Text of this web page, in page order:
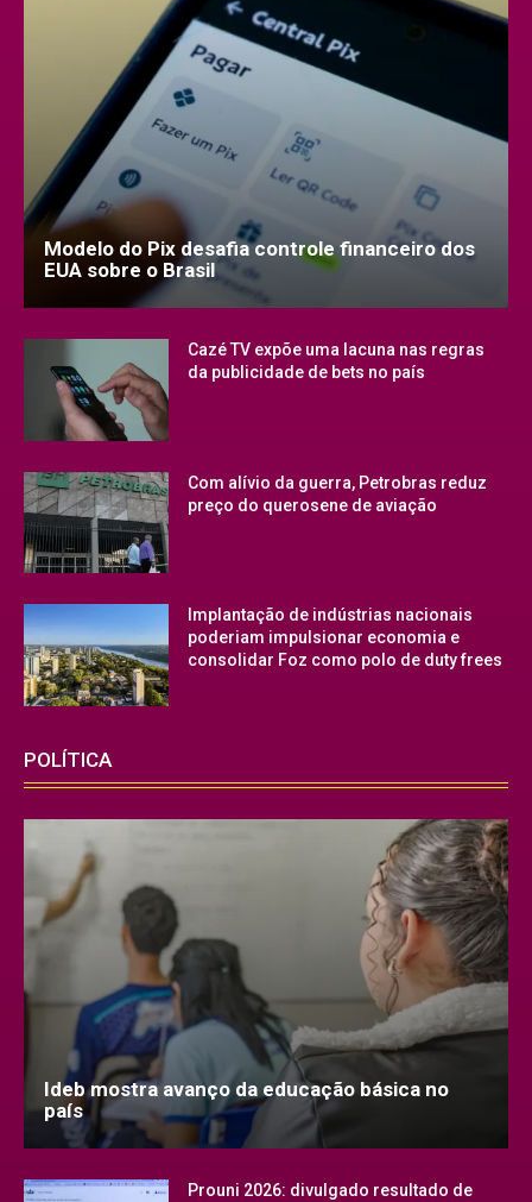
Modelo do Pix desafia controle financeiro dos
EUA sobre o Brasil
Cazé TV expõe uma lacuna nas regras
da publicidade de bets no país
Com alívio da guerra, Petrobras reduz
preço do querosene de aviação
Implantação de indústrias nacionais
poderiam impulsionar economia e
consolidar Foz como polo de duty frees
POLÍTICA
Ideb mostra avanço da educação básica no
país
Prouni 2026: divulgado resultado de